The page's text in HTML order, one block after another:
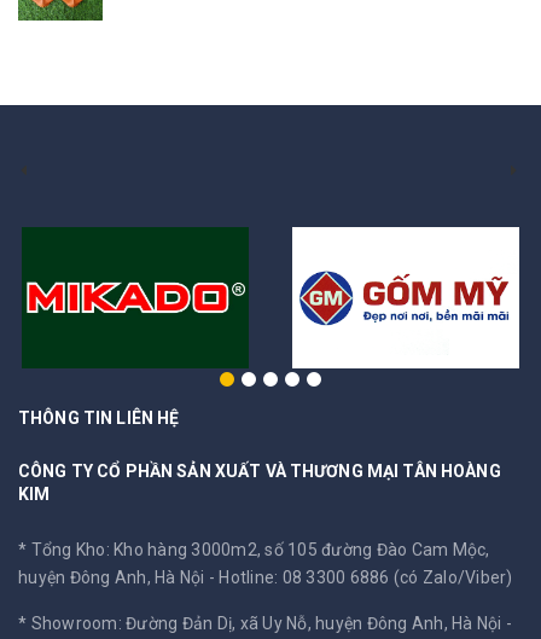
THÔNG TIN LIÊN HỆ
CÔNG TY CỔ PHẦN SẢN XUẤT VÀ THƯƠNG MẠI TÂN HOÀNG
KIM
* Tổng Kho: Kho hàng 3000m2, số 105 đường Đào Cam Mộc,
huyện Đông Anh, Hà Nội -Hotline: 08 3300 6886 (có Zalo/Viber)
* Showroom: Đường Đản Dị, xã Uy Nỗ, huyện Đông Anh, Hà Nội -